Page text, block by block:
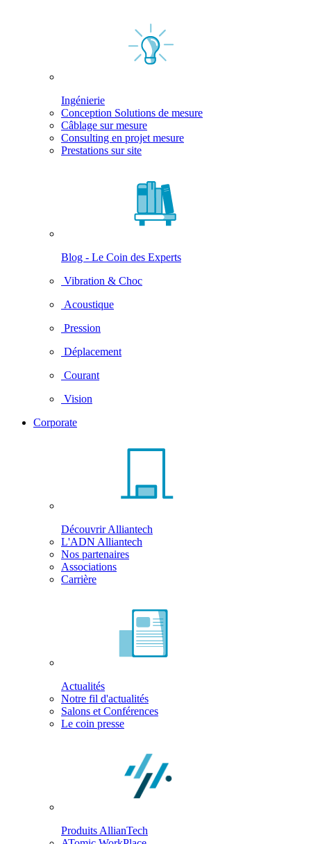
Ingénierie
Conception Solutions de mesure
Câblage sur mesure
Consulting en projet mesure
Prestations sur site
Blog - Le Coin des Experts
Vibration & Choc
Acoustique
Pression
Déplacement
Courant
Vision
Corporate
Découvrir Alliantech
L'ADN Alliantech
Nos partenaires
Associations
Carrière
Actualités
Notre fil d'actualités
Salons et Conférences
Le coin presse
Produits AllianTech